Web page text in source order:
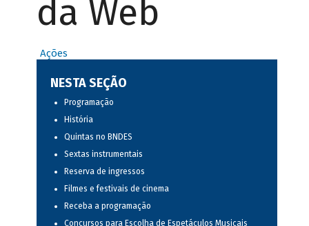
da Web
Ações
NESTA SEÇÃO
Programação
História
Quintas no BNDES
Sextas instrumentais
Reserva de ingressos
Filmes e festivais de cinema
Receba a programação
Concursos para Escolha de Espetáculos Musicais